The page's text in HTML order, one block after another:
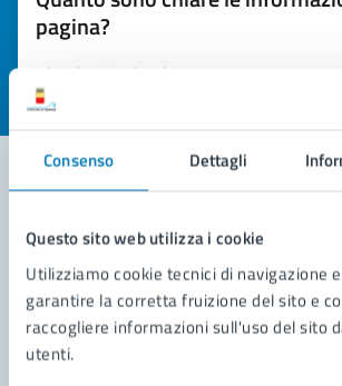
Consenso Dettagli
Questo sito web utilizza i cookie
Utilizziamo cookie tecnici di navigazione
garantire la corretta fruizione del sito e
raccogliere informazioni sull'uso del sito
utenti.
pagina?
Valuta la chiarezza delle informazioni (da 1 a 5
Seleziona il numero di stelle per
Valuta 1 stelle su 5
Contatta il comune
Leggi le domande frequenti
Richiedi assistenza